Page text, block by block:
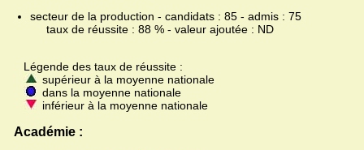
secteur de la production - candidats : 85 - admis : 75
taux de réussite : 88 % - valeur ajoutée : ND
Légende des taux de réussite :
supérieur à la moyenne nationale
dans la moyenne nationale
inférieur à la moyenne nationale
Académie :